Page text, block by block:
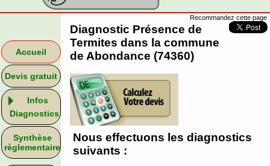
Accueil
Devis gratuit
Infos
Diagnostics
Synthèse
règlementaire
Recommandez cette page
Diagnostic Présence de
Termites dans la commune
de Abondance (74360)
Nous effectuons les diagnostics
suivants :